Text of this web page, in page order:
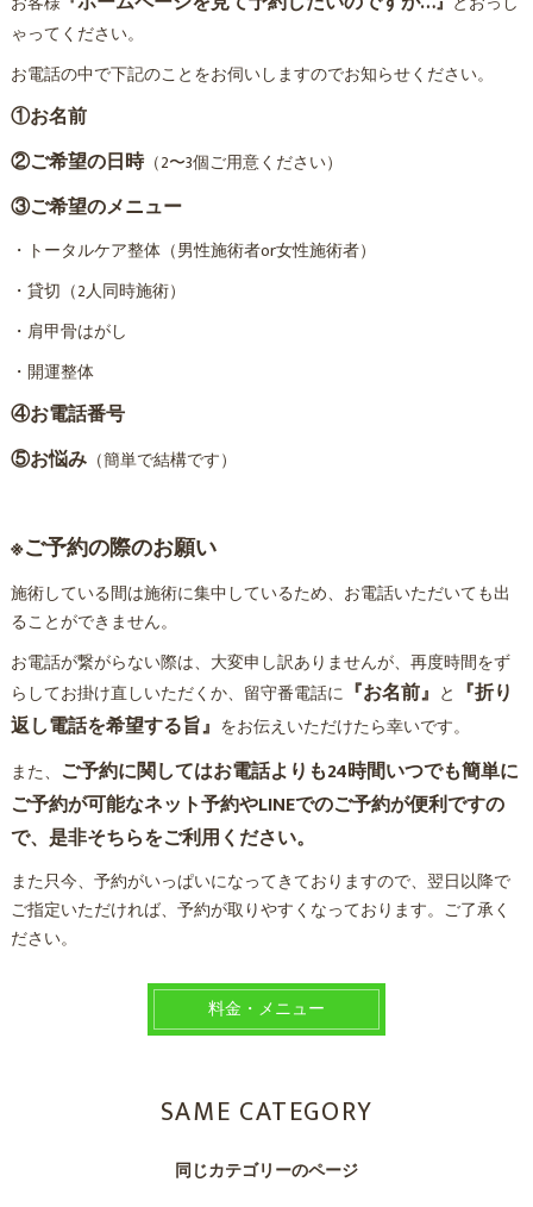
ゃってください。
お電話の中で下記のことをお伺いしますのでお知らせください。
①お名前
②ご希望の日時（2〜3個ご用意ください）
③ご希望のメニュー
・トータルケア整体（男性施術者or女性施術者）
・貸切（2人同時施術）
・肩甲骨はがし
・開運整体
④お電話番号
⑤お悩み（簡単で結構です）
※ご予約の際のお願い
施術している間は施術に集中しているため、お電話いただいても出
ることができません。
お電話が繋がらない際は、大変申し訳ありませんが、再度時間をず
らしてお掛け直しいただくか、留守番電話に 『お名前』 と 『折り
返し電話を希望する旨』 をお伝えいただけたら幸いです。
また、 ご予約に関してはお電話よりも24時間いつでも簡単に
ご予約が可能なネット予約やLINEでのご予約が便利ですの
で、是非そちらをご利用ください。
また只今、予約がいっぱいになってきておりますので、翌日以降で
ご指定いただければ、予約が取りやすくなっております。ご了承く
ださい。
料金・メニュー
同じカテゴリーのページ
SAME CATEGORY